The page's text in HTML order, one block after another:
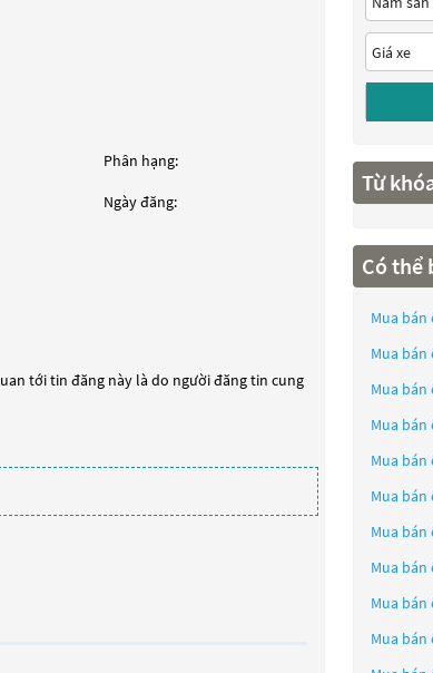
Phân hạng:
Ngày đăng:
tới tin đăng này là do người đăng tin cung
Từ
Có thể
Mua bán
Mua bán
Mua bán
Mua bán
Mua bán
Mua bán
Mua bán
Mua bán
Mua bán
Mua bán